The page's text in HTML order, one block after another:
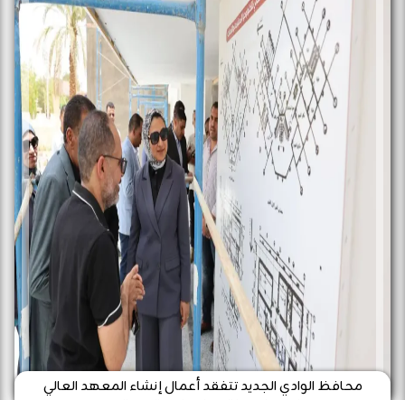
محافظ الوادي الجديد تتفقد أعمال إنشاء المعهد العالي